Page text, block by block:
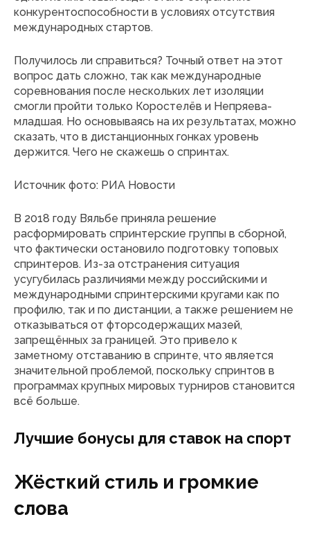
конкурентоспособности в условиях отсутствия
международных стартов.
Получилось ли справиться? Точный ответ на этот
вопрос дать сложно, так как международные
соревнования после нескольких лет изоляции
смогли пройти только Коростелёв и Непряева-
младшая. Но основываясь на их результатах, можно
сказать, что в дистанционных гонках уровень
держится. Чего не скажешь о спринтах.
Источник фото: РИА Новости
В 2018 году Вяльбе приняла решение
расформировать спринтерские группы в сборной,
что фактически остановило подготовку топовых
спринтеров. Из-за отстранения ситуация
усугубилась различиями между российскими и
международными спринтерскими кругами как по
профилю, так и по дистанции, а также решением не
отказываться от фторсодержащих мазей,
запрещённых за границей. Это привело к
заметному отставанию в спринте, что является
значительной проблемой, поскольку спринтов в
программах крупных мировых турниров становится
всё больше.
Лучшие бонусы для ставок на спорт
Жёсткий стиль и громкие
слова